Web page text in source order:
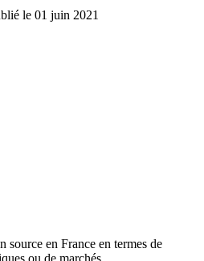
le 01 juin 2021
source en France en termes de
ou de marchés.